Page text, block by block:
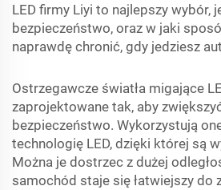
LED firmy Liyi to najlepszy wybór,
bezpieczeństwo, oraz w jaki
naprawdę chronić, gdy jedziesz
Ostrzegawcze światła migające
zaprojektowane tak, aby
bezpieczeństwo. Wykorzystują
technologię LED, dzięki której są
Można je dostrzec z dużej
samochód staje się łatwiejszy do